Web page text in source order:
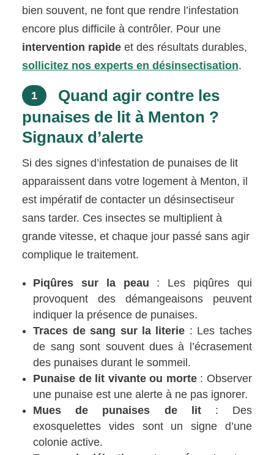
bien souvent, ne font que rendre l’infestation
encore plus difficile à contrôler. Pour une
intervention rapide et des résultats durables,
sollicitez nos experts en désinsectisation.
1
Quand agir contre les
punaises de lit à Menton ?
Signaux d’alerte
Si des signes d’infestation de punaises de lit
apparaissent dans votre logement à Menton, il
est impératif de contacter un désinsectiseur
sans tarder. Ces insectes se multiplient à
grande vitesse, et chaque jour passé sans agir
complique le traitement.
Piqûres sur la peau : Les piqûres qui
provoquent des démangeaisons peuvent
indiquer la présence de punaises.
Traces de sang sur la literie : Les taches
de sang sont souvent dues à l’écrasement
des punaises durant le sommeil.
Punaise de lit vivante ou morte: Observer
une punaise est une alerte à ne pas ignorer.
Mues de punaises de lit: Des
exosquelettes vides sont un signe d’une
colonie active.